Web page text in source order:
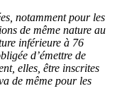
notamment pour les
de même nature au
inférieure à 76
d’émettre de
elles, être inscrites
de même pour les